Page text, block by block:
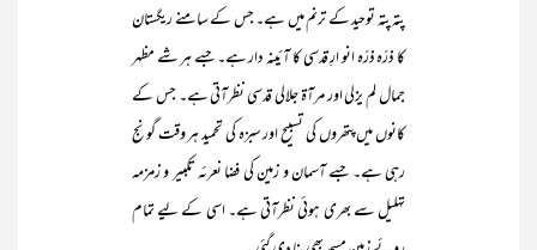
پتہ پتہ توحید کے ترنم میں ہے۔ جس کے سامنے ریگستان
کا ذرّہ ذرّہ انو ارِ قدسی کا آئینہ دار ہے۔ جسے ہر شے مظہر
جمال لم یزلی اور مرآۃ جلالی قدسی نظرآتی ہے۔ جس کے
کانوں میں پتھروں کی تسبیح اور سبزہ کی تحمید ہر وقت گونج
رہی ہے۔ جسے آسمان و زمین کی فضا نعرئہ تکبیر و زمزمہ
تہلیل سے بھری ہوئی نظرآتی ہے۔ اسی کے لیے تمام